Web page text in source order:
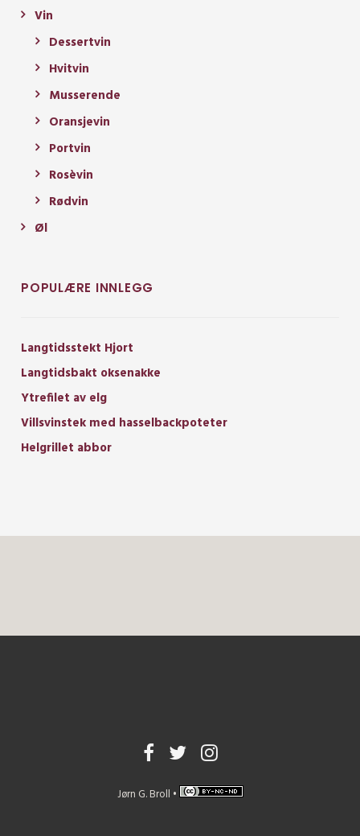
Vin
Dessertvin
Hvitvin
Musserende
Oransjevin
Portvin
Rosèvin
Rødvin
Øl
POPULÆRE INNLEGG
Langtidsstekt Hjort
Langtidsbakt oksenakke
Ytrefilet av elg
Villsvinstek med hasselbackpoteter
Helgrillet abbor
Jørn G. Broll •